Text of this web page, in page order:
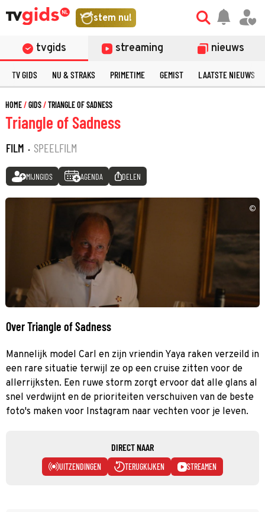
stem nu!
tvgids streaming nieuws
TV GIDS NU & STRAKS PRIMETIME GEMIST LAATSTE NIEUWS
HOME GIDS TRIANGLE OF SADNESS
Triangle of Sadness
FILM · SPEELFILM
MIJNGIDS AGENDA DELEN
©
Over Triangle of Sadness
Mannelijk model Carl en zijn vriendin Yaya raken verzeild in
een rare situatie terwijl ze op een cruise zitten voor de
allerrijksten. Een ruwe storm zorgt ervoor dat alle glans al
snel verdwijnt en de prioriteiten verschuiven van de beste
foto's maken voor Instagram naar vechten voor je leven.
DIRECT NAAR
UITZENDINGEN TERUGKIJKEN STREAMEN